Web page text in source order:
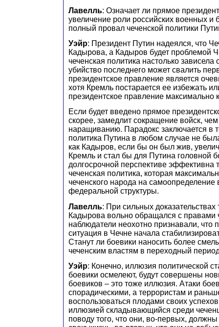
Лавелль: Означает ли прямое
увеличение роли российских военных и
полный провал чеченской политики
Уэйр: Президент Путин надеялся, что
Кадырова, а Кадыров будет проблемой
чеченская политика настолько зависела
убийство последнего может свалить
президентское правление является
хотя Кремль постарается ее избежать
президентское правление максимально
Если будет введено прямое
скорее, замедлит сокращение войск, чем
наращиванию. Парадокс заключается в
политика Путина в любом случае не
как Кадыров, если бы он был жив,
Кремль и стал бы для Путина головной
долгосрочной перспективе эффективна
чеченская политика, которая
чеченского народа на самоопределение
федеральной структуры.
Лавелль: При сильных доказательствах
Кадырова вольно обращался с правами
наблюдатели неохотно признавали, что
ситуация в Чечне начала
Станут ли боевики наносить более
чеченским властям в переходный
Уэйр: Конечно, иллюзия политической
боевики осмелеют, будут совершены
боевиков – это тоже иллюзия. Атаки
спорадическими, а террористам и
воспользоваться плодами своих
иллюзией складывающийся среди
поводу того, что они, во-первых, должны